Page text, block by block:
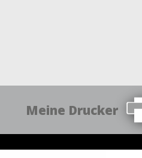
Meine Drucker